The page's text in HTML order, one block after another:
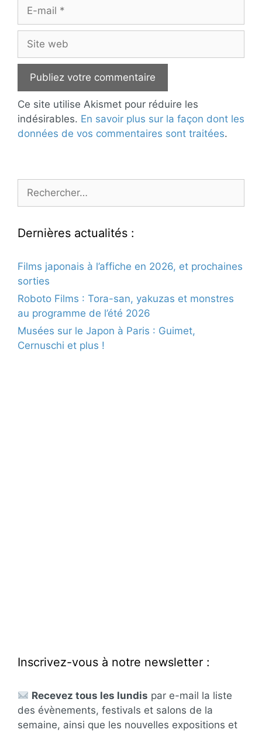
mail
web
Ce site utilise Akismet pour réduire les
indésirables. En savoir plus sur la façon dont les
données de vos commentaires sont traitées.
Rechercher :
Dernières actualités :
Films japonais à l’affiche en 2026, et prochaines
sorties
Roboto Films : Tora-san, yakuzas et monstres
au programme de l’été 2026
Musées sur le Japon à Paris : Guimet,
Cernuschi et plus !
Inscrivez-vous à notre newsletter :
Recevez tous les lundis par e-mail la liste
des évènements, festivals et salons de la
semaine, ainsi que les nouvelles expositions et